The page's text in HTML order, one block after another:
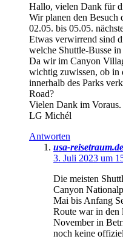
Hallo, vielen Dank für
Wir planen den Besuch
02.05. bis 05.05.
Etwas verwirrend sind
welche Shuttle-Busse
Da wir im Canyon
wichtig zuwissen, ob in
innerhalb des Parks
Road?
Vielen Dank im Voraus.
LG Michél
Antworten
usa-reisetraum.de
3. Juli 2023 um
Die meisten
Canyon
Mai bis Anfang
Route war in den
November in
noch keine